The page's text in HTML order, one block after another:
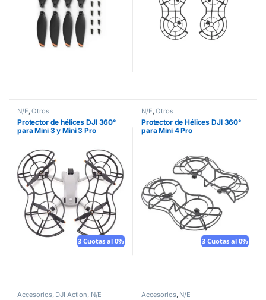
N/E,Otros
Protector de hélices DJI 360°
para Mini 3 y Mini 3 Pro
3 Cuotas al 0%
N/E,Otros
Protector de Hélices DJI 360°
para Mini 4 Pro
3 Cuotas al 0%
Accesorios, DJI Action, N/E Accesorios, N/E